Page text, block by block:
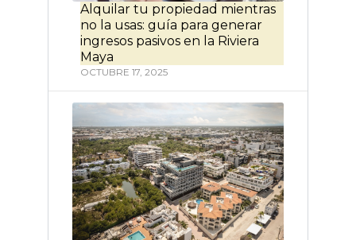
Alquilar tu propiedad mientras
no la usas: guía para generar
ingresos pasivos en la Riviera
Maya
OCTUBRE 17, 2025